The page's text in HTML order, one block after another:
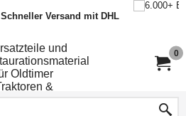
Schneller Versand mit DHL
0